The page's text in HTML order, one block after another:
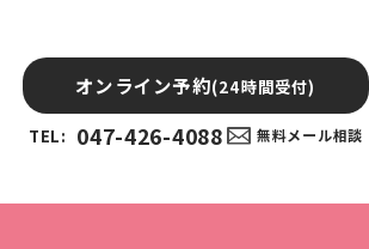
オンライン予約(24時間受付)
TEL: 047-426-4088 無料メール相談